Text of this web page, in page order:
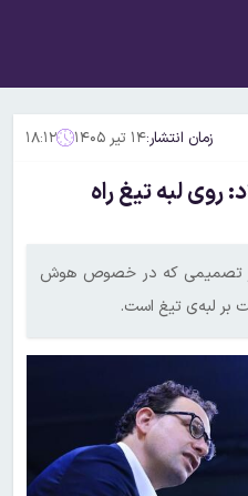
زمان انتشار:۱۴ تیر ۱۴۰۵ ۱۸:۱۲
لبه تیغ راه
هر تصمیمی که در خصوص هوش
بر لبه‌ی تیغ است.